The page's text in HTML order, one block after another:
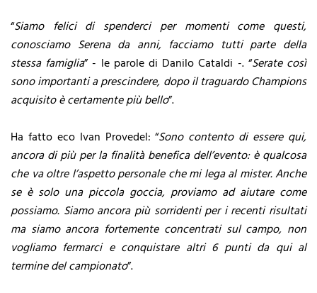
“Siamo felici di spenderci per momenti come questi,
conosciamo Serena da anni, facciamo tutti parte della
stessa famiglia” - le parole di Danilo Cataldi -. “Serate così
sono importanti a prescindere, dopo il traguardo Champions
acquisito è certamente più bello”.
Ha fatto eco Ivan Provedel: “Sono contento di essere qui,
ancora di più per la finalità benefica dell’evento: è qualcosa
che va oltre l’aspetto personale che mi lega al mister. Anche
se è solo una piccola goccia, proviamo ad aiutare come
possiamo. Siamo ancora più sorridenti per i recenti risultati
ma siamo ancora fortemente concentrati sul campo, non
vogliamo fermarci e conquistare altri 6 punti da qui al
termine del campionato”.